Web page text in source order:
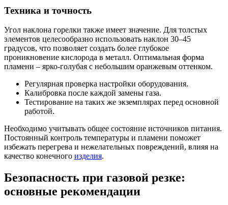
Техника и точность
Угол наклона горелки также имеет значение. Для толстых
элементов целесообразно использовать наклон 30–45
градусов, что позволяет создать более глубокое
проникновение кислорода в металл. Оптимальная форма
пламени – ярко-голубая с небольшим оранжевым оттенком.
Регулярная проверка настройки оборудования.
Калибровка после каждой замены газа.
Тестирование на таких же экземплярах перед основной
работой.
Необходимо учитывать общее состояние источников питания.
Постоянный контроль температуры и пламени поможет
избежать перегрева и нежелательных повреждений, влияя на
качество конечного изделия.
Безопасность при газовой резке:
основные рекомендации